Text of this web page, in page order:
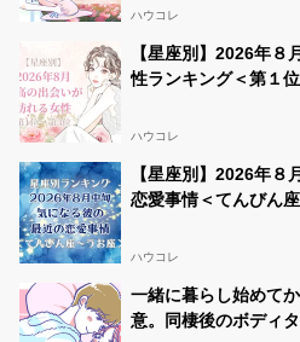
ハウコレ
【星座別】2026年８
性ランキング＜第１
ハウコレ
【星座別】2026年８
恋愛事情＜てんびん
ハウコレ
一緒に暮らし始めて
意。同棲後のボディ